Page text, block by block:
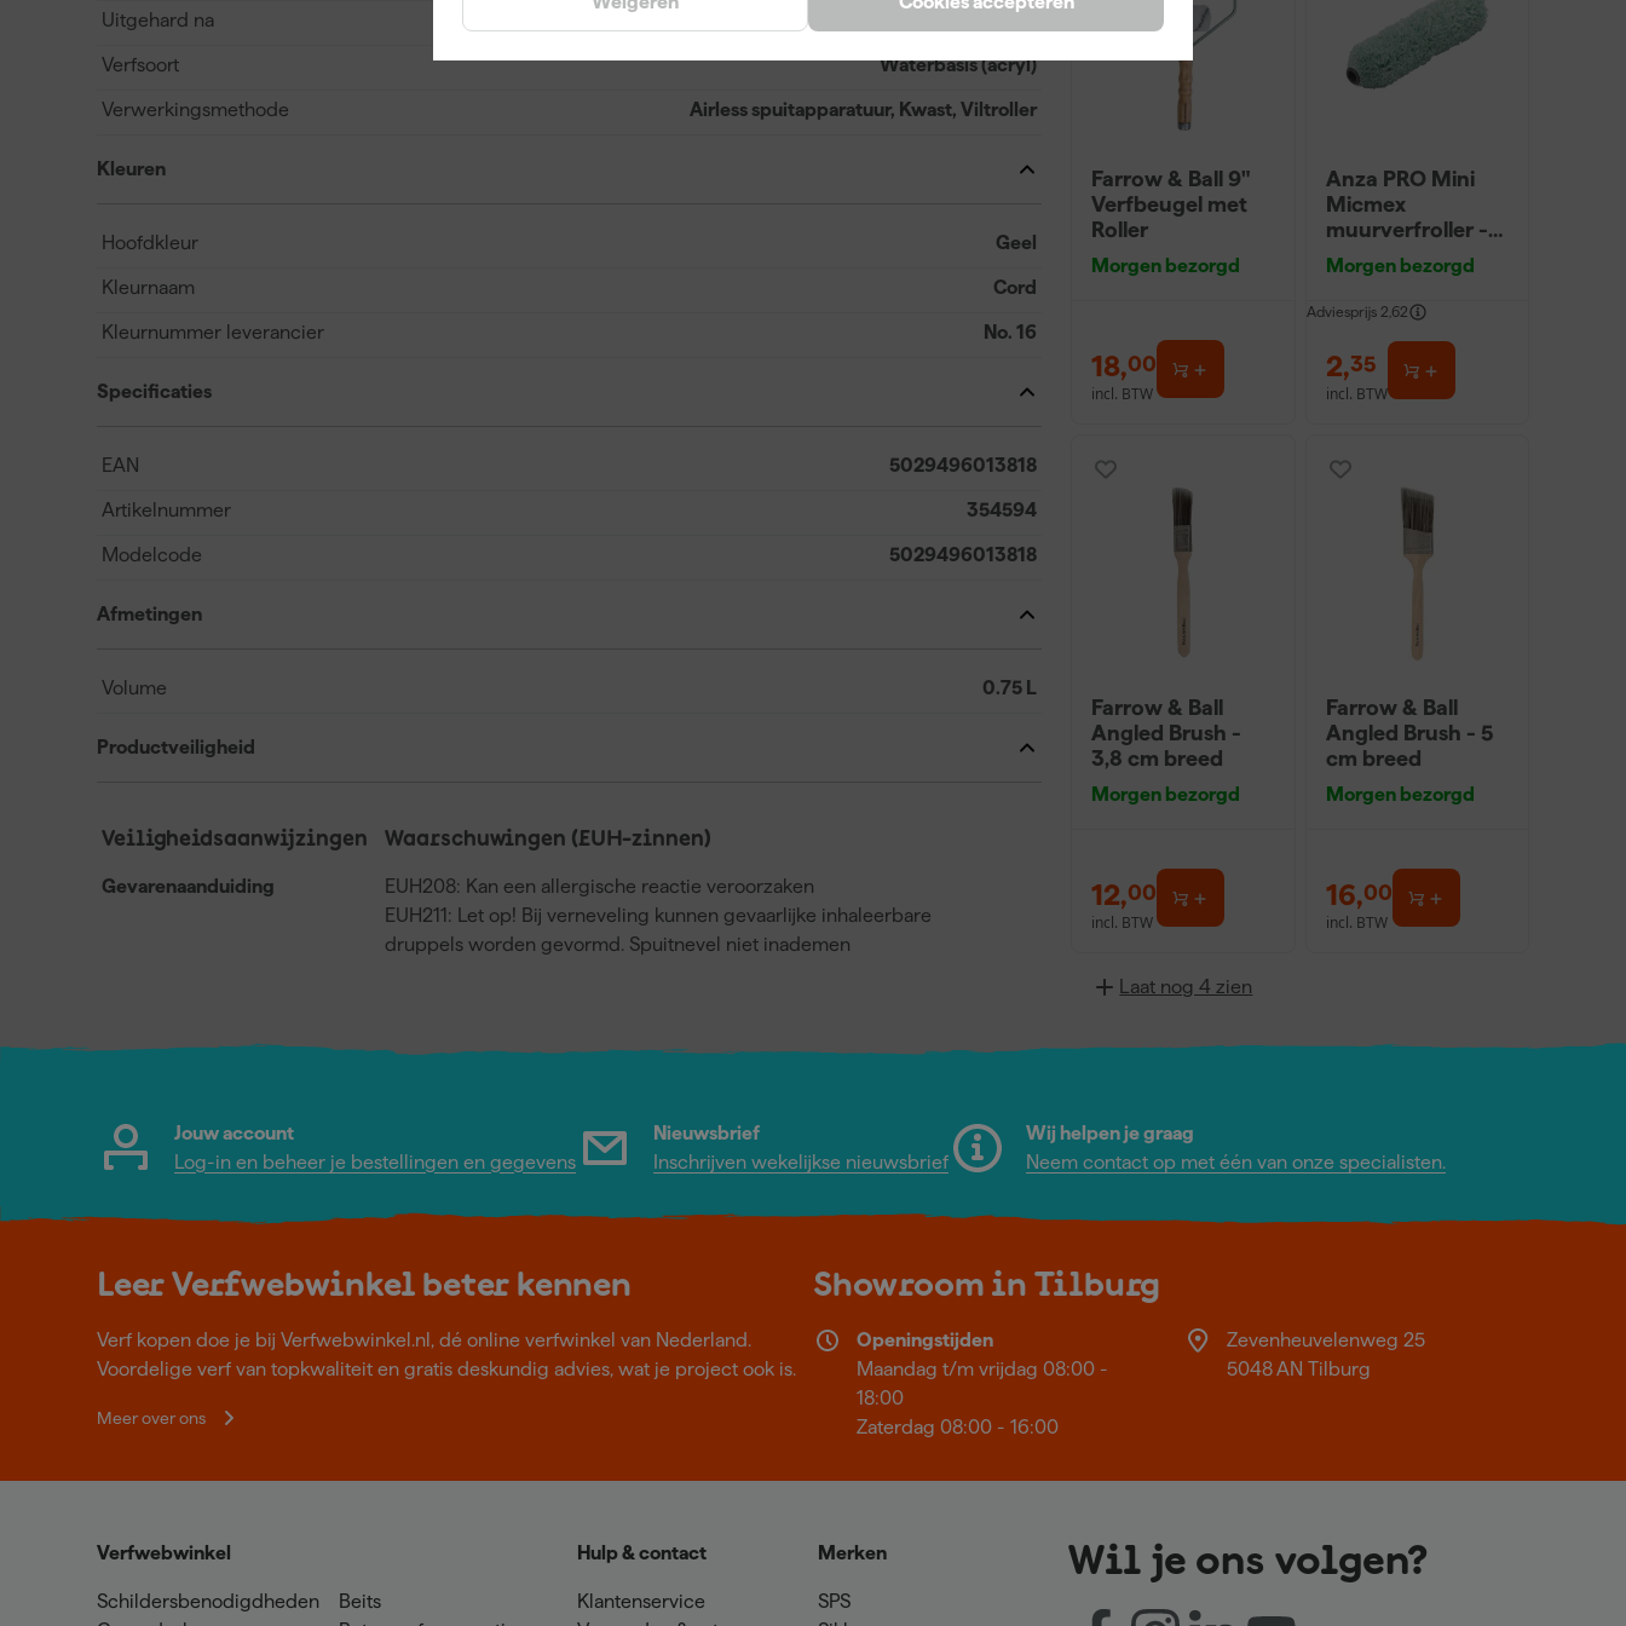
Uitgehard na
Verfsoort Waterbasis (acryl)
Verwerkingsmethode Airless spuitapparatuur, Kwast, Viltroller
Kleuren
Hoofdkleur Geel
Kleurnaam Cord
Kleurnummer leverancier No. 16
Specificaties
EAN 5029496013818
Artikelnummer 354594
Modelcode 5029496013818
Afmetingen
Volume 0.75 L
Productveiligheid
Veiligheidsaanwijzingen
Gevarenaanduiding
Waarschuwingen (EUH-zinnen)
EUH208: Kan een allergische reactie veroorzaken
EUH211: Let op! Bij verneveling kunnen gevaarlijke inhaleerbare
druppels worden gevormd. Spuitnevel niet inademen
Farrow & Ball 9"
Verfbeugel met
Roller
Morgen bezorgd
18,00
incl. BTW
Anza PRO Mini
Micmex
muurverfroller -
10cm
Morgen bezorgd
Adviesprijs 2,62
2,35
incl. BTW
Farrow & Ball
Angled Brush -
3,8 cm breed
Morgen bezorgd
12,00
incl. BTW
Farrow & Ball
Angled Brush - 5
cm breed
Morgen bezorgd
16,00
incl. BTW
Laat nog 4 zien
Jouw account
Log-in en beheer je bestellingen en gegevens
Nieuwsbrief
Inschrijven wekelijkse nieuwsbrief
Wij helpen je graag
Neem contact op met één van onze specialisten.
Leer Verfwebwinkel beter kennen
Verf kopen doe je bij Verfwebwinkel.nl, dé online verfwinkel van Nederland.
Voordelige verf van topkwaliteit en gratis deskundig advies, wat je project ook is.
Meer over ons
Showroom in Tilburg
Openingstijden
Maandag t/m vrijdag 08:00 -
18:00
Zaterdag 08:00 - 16:00
Zevenheuvelenweg 25
5048 AN Tilburg
Verfwebwinkel
Schildersbenodigdheden
Beits
Hulp & contact
Klantenservice
Merken
SPS
Wil je ons volgen?